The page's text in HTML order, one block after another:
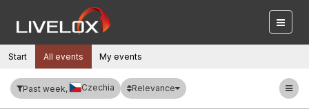
Start All events My events
Past week, Czechia Relevance